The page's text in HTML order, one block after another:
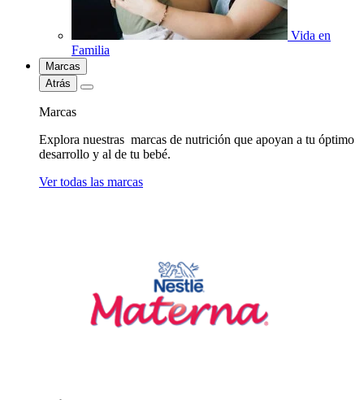
Vida en
Familia
Marcas
Atrás
Marcas
Explora nuestras marcas de nutrición que apoyan a tu óptimo
desarrollo y al de tu bebé.
Ver todas las marcas